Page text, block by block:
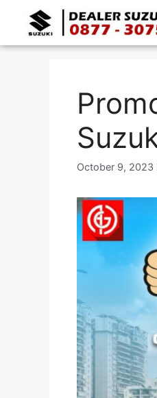
October 9, 2023